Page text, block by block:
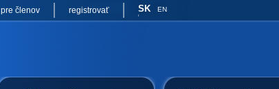
pre členov registrovať SK EN